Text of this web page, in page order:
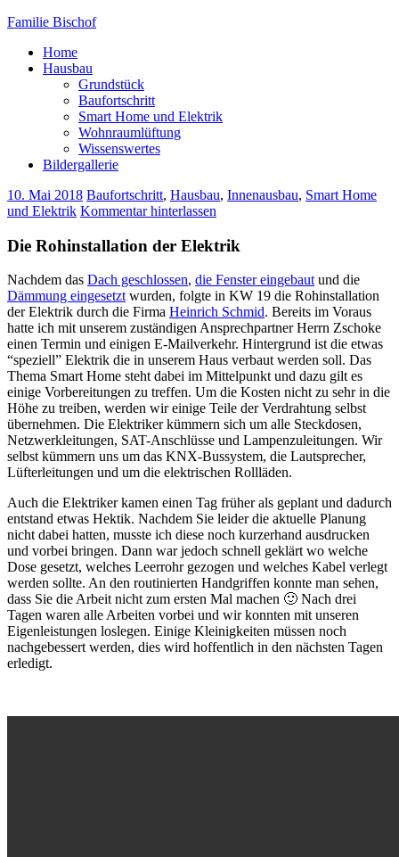
Familie Bischof
Home
Hausbau
Grundstück
Baufortschritt
Smart Home und Elektrik
Wohnraumlüftung
Wissenswertes
Bildergallerie
10. Mai 2018 Baufortschritt, Hausbau, Innenausbau, Smart Home
und Elektrik Kommentar hinterlassen
Die Rohinstallation der Elektrik
Nachdem das Dach geschlossen, die Fenster eingebautund die
Dämmung eingesetztwurden, folgte in KW 19 die Rohinstallation
der Elektrik durch die Firma Heinrich Schmid. Bereits im Voraus
hatte ich mit unserem zuständigen Ansprechpartner Herrn Zschoke
einen Termin und einigen E-Mailverkehr. Hintergrund ist die etwas
“speziell” Elektrik die in unserem Haus verbaut werden soll. Das
Thema Smart Home steht dabei im Mittelpunkt und dazu gilt es
einige Vorbereitungen zu treffen. Um die Kosten nicht zu sehr in die
Höhe zu treiben, werden wir einige Teile der Verdrahtung selbst
übernehmen. Die Elektriker kümmern sich um alle Steckdosen,
Netzwerkleitungen, SAT-Anschlüsse und Lampenzuleitungen. Wir
selbst kümmern uns um das KNX-Bussystem, die Lautsprecher,
Lüfterleitungen und um die elektrischen Rollläden.
Auch die Elektriker kamen einen Tag früher als geplant und dadurch
entstand etwas Hektik. Nachdem Sie leider die aktuelle Planung
nicht dabei hatten, musste ich diese noch kurzerhand ausdrucken
und vorbei bringen. Dann war jedoch schnell geklärt wo welche
Dose gesetzt, welches Leerrohr gezogen und welches Kabel verlegt
werden sollte. An den routinierten Handgriffen konnte man sehen,
dass Sie die Arbeit nicht zum ersten Mal machen 🙂 Nach drei
Tagen waren alle Arbeiten vorbei und wir konnten mit unseren
Eigenleistungen loslegen. Einige Kleinigkeiten müssen noch
nachgebessert werden, dies wird hoffentlich in den nächsten Tagen
erledigt.